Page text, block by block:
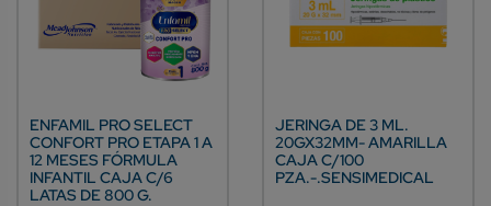
ENFAMIL PRO SELECT
CONFORT PRO ETAPA 1 A
12 MESES FÓRMULA
INFANTIL CAJA C/6
LATAS DE 800 G.
JERINGA DE 3 ML.
20GX32MM- AMARILLA
CAJA C/100
PZA.-.SENSIMEDICAL